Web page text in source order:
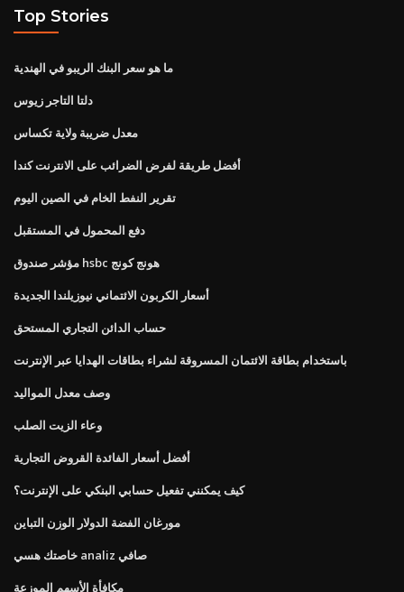
Top Stories
ما هو سعر البنك الريبو في الهندية
دلتا التاجر زيوس
معدل ضريبة ولاية تكساس
أفضل طريقة لفرض الضرائب على الانترنت كندا
تقرير النفط الخام في الصين اليوم
دفع المحمول في المستقبل
مؤشر صندوق hsbc هونج كونج
أسعار الكربون الائتماني نيوزيلندا الجديدة
حساب الدائن التجاري المستحق
باستخدام بطاقة الائتمان المسروقة لشراء بطاقات الهدايا عبر الإنترنت
وصف معدل المواليد
وعاء الزيت الصلب
أفضل أسعار الفائدة القروض التجارية
كيف يمكنني تفعيل حسابي البنكي على الإنترنت؟
مورغان الفضة الدولار الوزن التباين
خاصتك هسي analiz صافي
مكافأة الأسهم الموزعة